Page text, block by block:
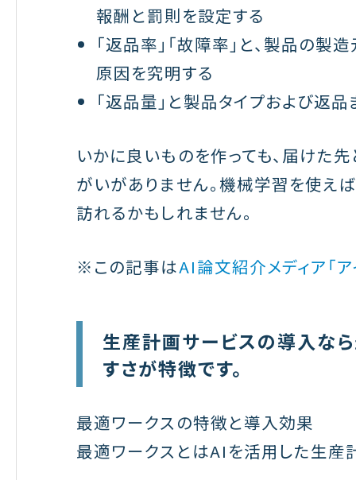
報酬と罰則を設定する
「返品率」「故障率」と、製品の
原因を究明する
「返品量」と製品タイプおよび返
いかに良いものを作っても、届けた
がいがありません。機械学習を使え
訪れるかもしれません。
※この記事はAI論文紹介メディア「ア
生産計画サービスの導入な
すさが特徴です。
最適ワークスの特徴と導入効果
最適ワークスとはAIを活用した生産